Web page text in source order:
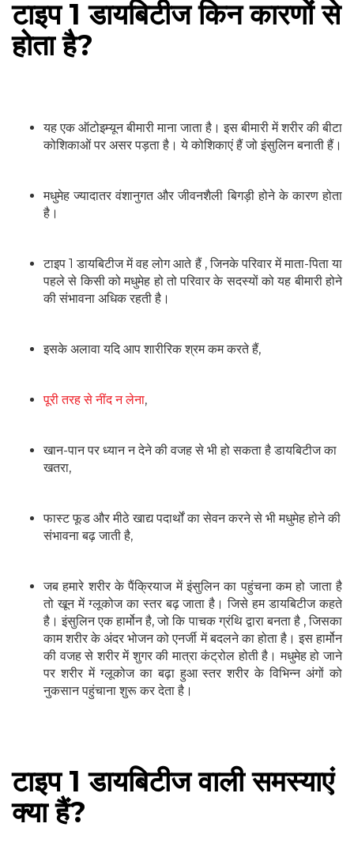
टाइप 1 डायबिटीज किन कारणों से
होता है?
यह एक ऑटोइम्यून बीमारी माना जाता है। इस बीमारी में शरीर की बीटा
कोशिकाओं पर असर पड़ता है। ये कोशिकाएं हैं जो इंसुलिन बनाती हैं।
मधुमेह ज्यादातर वंशानुगत और जीवनशैली बिगड़ी होने के कारण होता
है।
टाइप 1 डायबिटीज में वह लोग आते हैं , जिनके परिवार में माता-पिता या
पहले से किसी को मधुमेह हो तो परिवार के सदस्यों को यह बीमारी होने
की संभावना अधिक रहती है।
इसके अलावा यदि आप शारीरिक श्रम कम करते हैं,
पूरी तरह से नींद न लेना,
खान-पान पर ध्यान न देने की वजह से भी हो सकता है डायबिटीज का
खतरा,
फास्ट फूड और मीठे खाद्य पदार्थों का सेवन करने से भी मधुमेह होने की
संभावना बढ़ जाती है,
जब हमारे शरीर के पैंक्रियाज में इंसुलिन का पहुंचना कम हो जाता है
तो खून में ग्लूकोज का स्तर बढ़ जाता है। जिसे हम डायबिटीज कहते
है। इंसुलिन एक हार्मोन है, जो कि पाचक ग्रंथि द्वारा बनता है , जिसका
काम शरीर के अंदर भोजन को एनर्जी में बदलने का होता है। इस हार्मोन
की वजह से शरीर में शुगर की मात्रा कंट्रोल होती है। मधुमेह हो जाने
पर शरीर में ग्लूकोज का बढ़ा हुआ स्तर शरीर के विभिन्न अंगों को
नुकसान पहुंचाना शुरू कर देता है।
टाइप 1 डायबिटीज वाली समस्याएं
क्या हैं?